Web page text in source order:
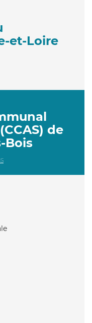
et-Loire
de
Bois